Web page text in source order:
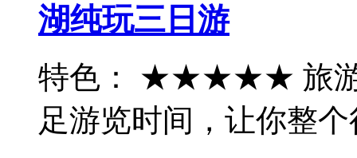
湖纯玩三日游
特色： ★★★★★ 旅游
足游览时间，让你整